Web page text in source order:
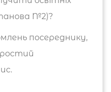
№2)?
посереднику,